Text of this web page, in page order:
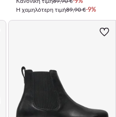
Η χαμηλότερη τιμή89,90 €-9%